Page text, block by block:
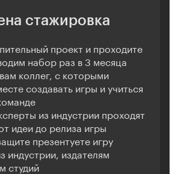
стажировка
проект и проходите
набор раз в 3 месяца
коллег, с которыми
создавать игры и учиться
из индустрии проходят
идеи до релиза игры
презентуете игру
индустрии, издателям
студий